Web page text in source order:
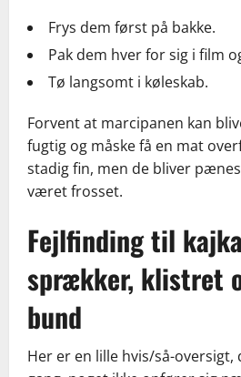
Frys dem først på bakke.
Pak dem hver for sig i film
Tø langsomt i køleskab.
Forvent at marcipanen kan
fugtig og måske få en mat
stadig fin, men de bliver
været frosset.
Fejlfinding til
sprækker, klistret
bund
Her er en lille hvis/så-